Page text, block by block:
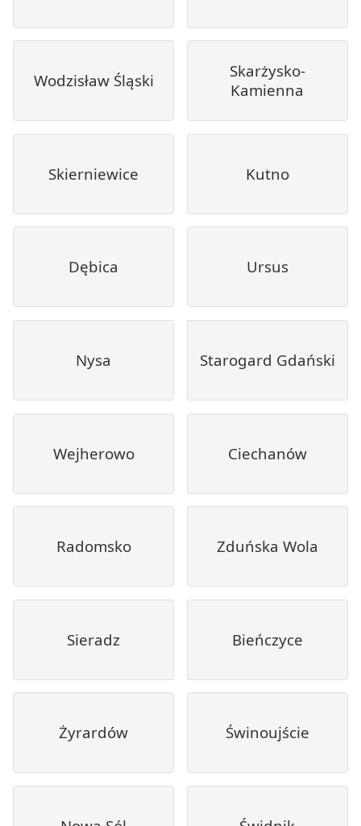
Wodzisław Śląski
Skarżysko-
Kamienna
Skierniewice Kutno
Dębica Ursus
Nysa Starogard Gdański
Wejherowo Ciechanów
Radomsko Zduńska Wola
Sieradz Bieńczyce
Żyrardów Świnoujście